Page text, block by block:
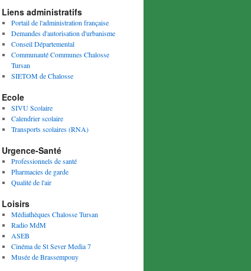
Liens administratifs
Portail de l'administration française
Demandes d'autorisation d'urbanisme
Conseil Départemental
Communauté Communes Chalosse
Tursan
SIETOM de Chalosse
Ecole
SIVU Scolaire
Calendrier scolaire
Transports scolaires (RNA)
Urgence-Santé
Professionnels de santé
Pharmacies de garde
Qualité de l'air
Loisirs
Médiathèques Chalosse Tursan
Radio MdM
ASEB
Cinéma de St Sever Media 7
Musée de Brassempouy